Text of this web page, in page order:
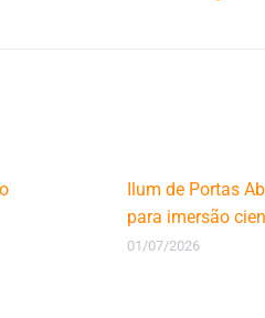
Ilum de Portas
para imersão
01/07/2026